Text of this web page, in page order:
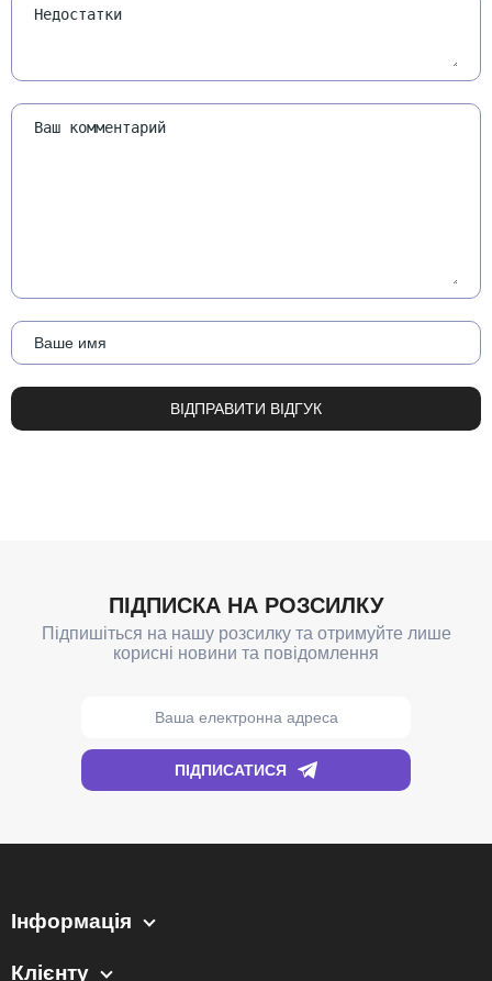
Інформація
Клієнту